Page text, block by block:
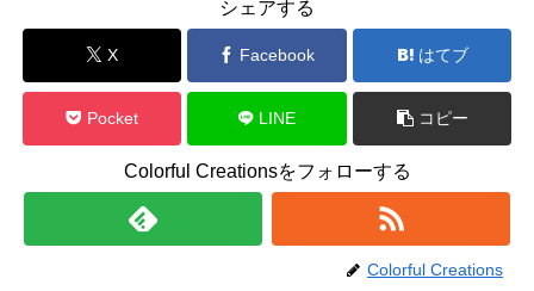
シェアする
X Facebook はてブ
Pocket LINE コピー
Colorful Creationsをフォローする
Colorful Creations